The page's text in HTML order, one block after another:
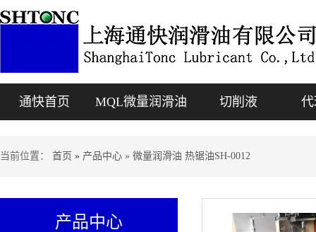
通快首页 MQL微量润滑油 切削液
当前位置： 首页 » 产品中心 » 微量润滑油 热锯油SH-0012
产品中心